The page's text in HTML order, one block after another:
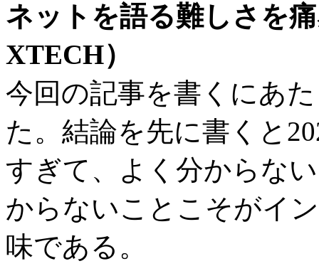
ネットを語る難しさを
XTECH）
今回の記事を書くにあ
た。結論を先に書くと
すぎて、よく分からな
からないことこそがイ
味である。